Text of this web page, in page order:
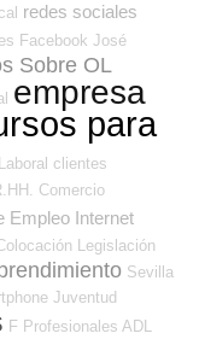
redes sociales
Facebook José
Sobre OL
empresa
para
clientes
Comercio
Empleo Internet
Legislación
Sevilla
Juventud
F Profesionales ADL